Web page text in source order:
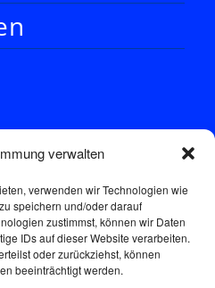
verwalten
verwenden wir Technologien wie
speichern und/oder darauf
zustimmst, können wir Daten
IDs auf dieser Website verarbeiten.
oder zurückziehst, können
beeinträchtigt werden.